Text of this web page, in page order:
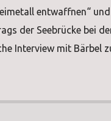
entwaffnen“
der Seebrücke bei
Interview mit Bärbel